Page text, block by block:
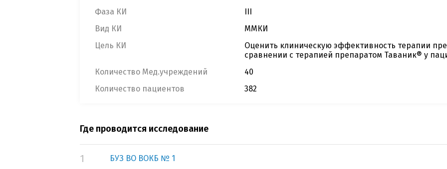
Фаза КИ
III
Вид КИ
ММКИ
Цель КИ
Оценить клиническую эффективность терапии
сравнении с терапией препаратом Таваник® у
Количество Мед.учреждений
40
Количество пациентов
382
Где проводится исследование
1
БУЗ ВО ВОКБ № 1